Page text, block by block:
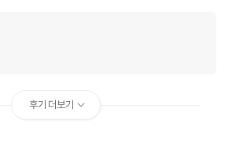
후기 더보기